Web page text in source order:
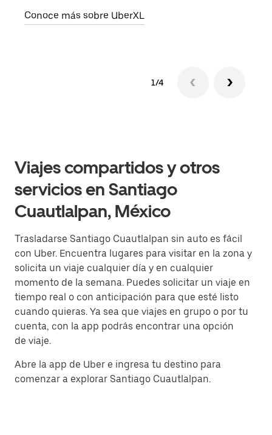
Conoce más sobre UberXL
1/4
Viajes compartidos y otros
servicios en Santiago
Cuautlalpan, México
Trasladarse Santiago Cuautlalpan sin auto es fácil
con Uber. Encuentra lugares para visitar en la zona y
solicita un viaje cualquier día y en cualquier
momento de la semana. Puedes solicitar un viaje en
tiempo real o con anticipación para que esté listo
cuando quieras. Ya sea que viajes en grupo o por tu
cuenta, con la app podrás encontrar una opción
de viaje.
Abre la app de Uber e ingresa tu destino para
comenzar a explorar Santiago Cuautlalpan.